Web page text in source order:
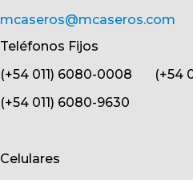
mcaseros@mcaseros.com
Teléfonos Fijos
(+54 011) 6080-0008 (+54
(+54 011) 6080-9630
Celulares